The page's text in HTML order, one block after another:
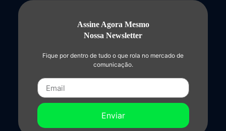
Assine Agora Mesmo
Nossa Newsletter
Fique por dentro de tudo o que rola no mercado de
comunicação.
Enviar